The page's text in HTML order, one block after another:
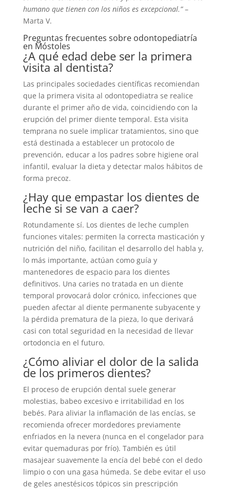
humano que tienen con los niños es excepcional.”–
Marta V.
Preguntas frecuentes sobre odontopediatría
en Móstoles
¿A qué edad debe ser la primera
visita al dentista?
Las principales sociedades científicas recomiendan
que la primera visita al odontopediatra se realice
durante el primer año de vida, coincidiendo con la
erupción del primer diente temporal. Esta visita
temprana no suele implicar tratamientos, sino que
está destinada a establecer un protocolo de
prevención, educar a los padres sobre higiene oral
infantil, evaluar la dieta y detectar malos hábitos de
forma precoz.
¿Hay que empastar los dientes de
leche si se van a caer?
Rotundamente sí. Los dientes de leche cumplen
funciones vitales: permiten la correcta masticación y
nutrición del niño, facilitan el desarrollo del habla y,
lo más importante, actúan como guía y
mantenedores de espacio para los dientes
definitivos. Una caries no tratada en un diente
temporal provocará dolor crónico, infecciones que
pueden afectar al diente permanente subyacente y
la pérdida prematura de la pieza, lo que derivará
casi con total seguridad en la necesidad de llevar
ortodoncia en el futuro.
¿Cómo aliviar el dolor de la salida
de los primeros dientes?
El proceso de erupción dental suele generar
molestias, babeo excesivo e irritabilidad en los
bebés. Para aliviar la inflamación de las encías, se
recomienda ofrecer mordedores previamente
enfriados en la nevera (nunca en el congelador para
evitar quemaduras por frío). También es útil
masajear suavemente la encía del bebé con el dedo
limpio o con una gasa húmeda. Se debe evitar el uso
de geles anestésicos tópicos sin prescripción